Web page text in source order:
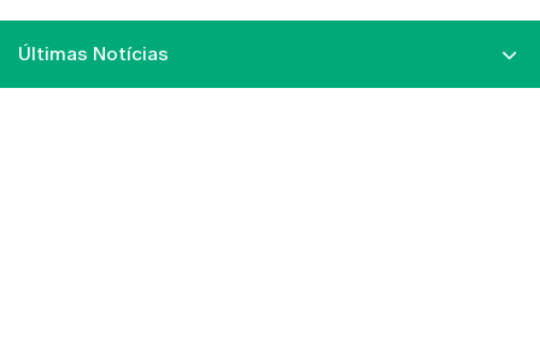
Últimas Notícias